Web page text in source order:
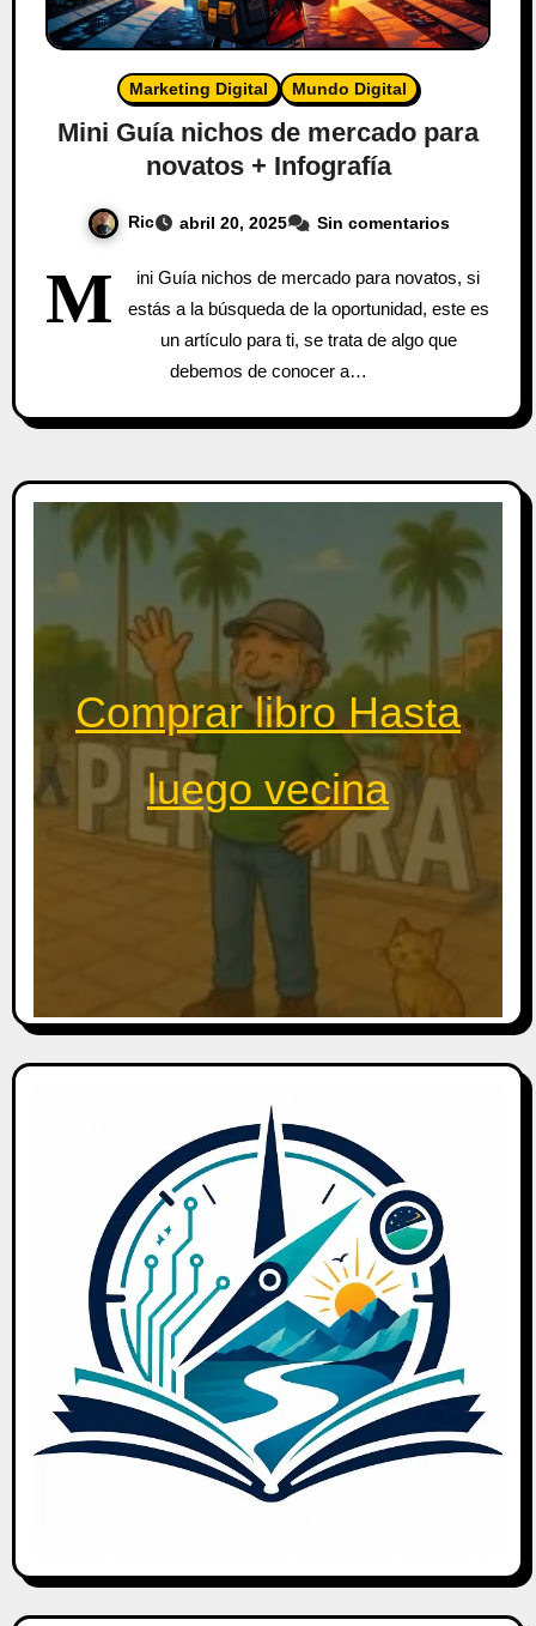
Marketing Digital Mundo Digital
Mini Guía nichos de mercado para
novatos + Infografía
Ric abril 20, 2025 Sin comentarios
M
ini Guía nichos de mercado para novatos, si
estás a la búsqueda de la oportunidad, este es
un artículo para ti, se trata de algo que
debemos de conocer a…
Comprar libro Hasta
luego vecina